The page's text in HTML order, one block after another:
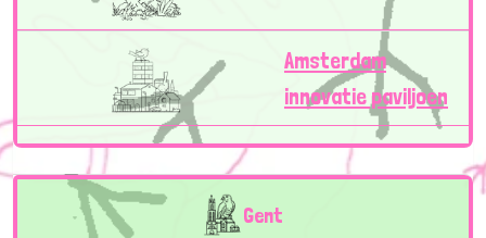
Amsterdam
innovatie paviljoen
Gent